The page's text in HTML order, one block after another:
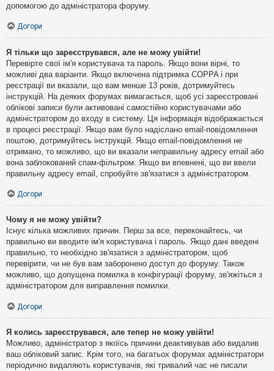
допомогою до адміністратора форуму.
Догори
Я тільки що зареєструвався, але не можу увійти!
Перевірте свої ім'я користувача та пароль. Якщо вони вірні, то
можливі два варіанти. Якщо включена підтримка COPPA і при
реєстрації ви вказали, що вам менше 13 років, дотримуйтесь
інструкцій. На деяких форумах вимагається, щоб усі зареєстровані
облікові записи були активовані самостійно користувачами або
адміністратором до входу в систему. Ця інформація відображається
в процесі реєстрації. Якщо вам було надіслано email-повідомлення
поштою, дотримуйтесь інструкцій. Якщо email-повідомлення не
отримано, то можливо, що ви вказали неправильну адресу email або
вона заблокований спам-фільтром. Якщо ви впевнені, що ви ввели
правильну адресу email, спробуйте зв'язатися з адміністратором.
Догори
Чому я не можу увійти?
Існує кілька можливих причин. Перш за все, переконайтесь, чи
правильно ви вводите ім'я користувача і пароль. Якщо дані введені
правильно, то необхідно зв'язатися з адміністратором, щоб
перевірити, чи не був вам заборонено доступ до форуму. Також
можливо, що допущена помилка в конфігурації форуму, зв'яжіться з
адміністратором для виправлення помилки.
Догори
Я колись зареєструвався, але тепер не можу увійти!
Можливо, адміністратор з якоїсь причини деактивував або видалив
ваш обліковий запис. Крім того, на багатьох форумах адміністратори
періодично видаляють користувачів, які тривалий час не писали